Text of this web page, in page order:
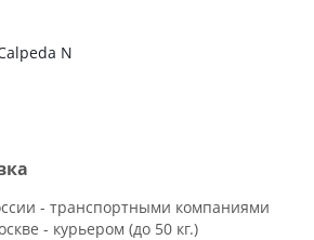
N
- транспортными компаниями
- курьером (до 50 кг.)